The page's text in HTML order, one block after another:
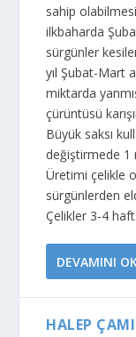
sahip
ilkbaharda
sürgünler
yıl Şubat-Mart
miktarda
çürüntüsü
Büyük saksı
değiştirmede 1
Üretimi çelikle
sürgünlerden
Çelikler 3-4
DEVAMINI
HALEP ÇAMI